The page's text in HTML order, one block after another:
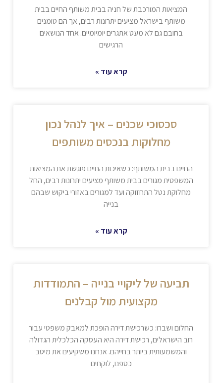
המציאות המורכבת של חניה בבית משותף החיים בבית
משותף בישראל מציעים יתרונות רבים, אך הם טומנים
בחובם גם לא מעט אתגרים יומיומיים. אחד הנושאים
הרגישים
קרא עוד »
סכסוכי שכנים – איך לנהל נכון
מחלוקות בנכסים משותפים
החיים בבית המשותף: כשאיכות החיים פוגשת את המציאות
המשפטית מגורים בבית משותף מציעים יתרונות רבים, החל
מחלוקת נטל התחזוקה ועד למגורים באזורי ביקוש שבהם
בנייה
קרא עוד »
תביעה של ליקויי בנייה – התמודדות
מקצועית מול קבלנים
החלום ושברו: כשרכישת דירה הופכת למאבק משפטי עבור
רוב הישראלים, רכישת דירה היא העסקה הכלכלית הגדולה
והמשמעותית ביותר בחייהם. אנחנו משקיעים את מיטב
כספנו, לוקחים